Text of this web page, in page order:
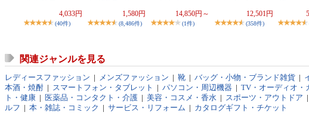
4,033円
(40件)
1,580円
(8,486件)
14,850円～
(1件)
12,501円
(358件)
関連ジャンルを見る
レディースファッション | メンズファッション | 靴 | バッグ・小物・ブランド雑貨 |
本酒・焼酎 | スマートフォン・タブレット | パソコン・周辺機器 | TV・オーディオ・
ト・健康 | 医薬品・コンタクト・介護 | 美容・コスメ・香水 | スポーツ・アウトドア |
ルフ | 本・雑誌・コミック | サービス・リフォーム | カタログギフト・チケット